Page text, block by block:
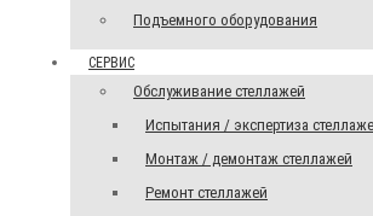
Подъемного оборудования
СЕРВИС
Обслуживание стеллажей
Испытания / экспертиза
Монтаж / демонтаж стеллажей
Ремонт стеллажей